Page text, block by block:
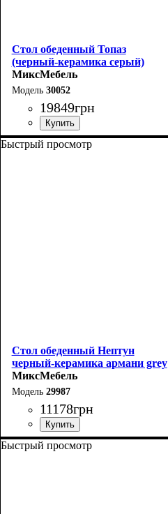
Стол обеденный Топаз
(черный-керамика серый)
МиксМебель
30052
19849грн
Быстрый просмотр
Стол обеденный Нептун
черный-керамика армани grey
МиксМебель
29987
11178грн
Быстрый просмотр